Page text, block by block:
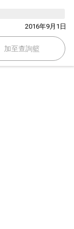
2016年9月1日
加至查詢籃